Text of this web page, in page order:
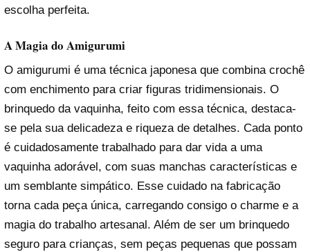
escolha perfeita.
A Magia do Amigurumi
O amigurumi é uma técnica japonesa que combina crochê
com enchimento para criar figuras tridimensionais. O
brinquedo da vaquinha, feito com essa técnica, destaca-
se pela sua delicadeza e riqueza de detalhes. Cada ponto
é cuidadosamente trabalhado para dar vida a uma
vaquinha adorável, com suas manchas características e
um semblante simpático. Esse cuidado na fabricação
torna cada peça única, carregando consigo o charme e a
magia do trabalho artesanal. Além de ser um brinquedo
seguro para crianças, sem peças pequenas que possam